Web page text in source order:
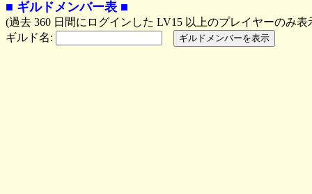
■ ギルドメンバー表 ■
(過去 360 日間にログインした LV15 以上のプレイヤーのみ表
ギルド名: